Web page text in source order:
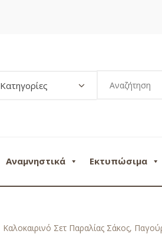
Κατηγορίες
Αναμνηστικά Εκτυπώσιμα
Καλοκαιρινό Σετ Παραλίας Σάκος,